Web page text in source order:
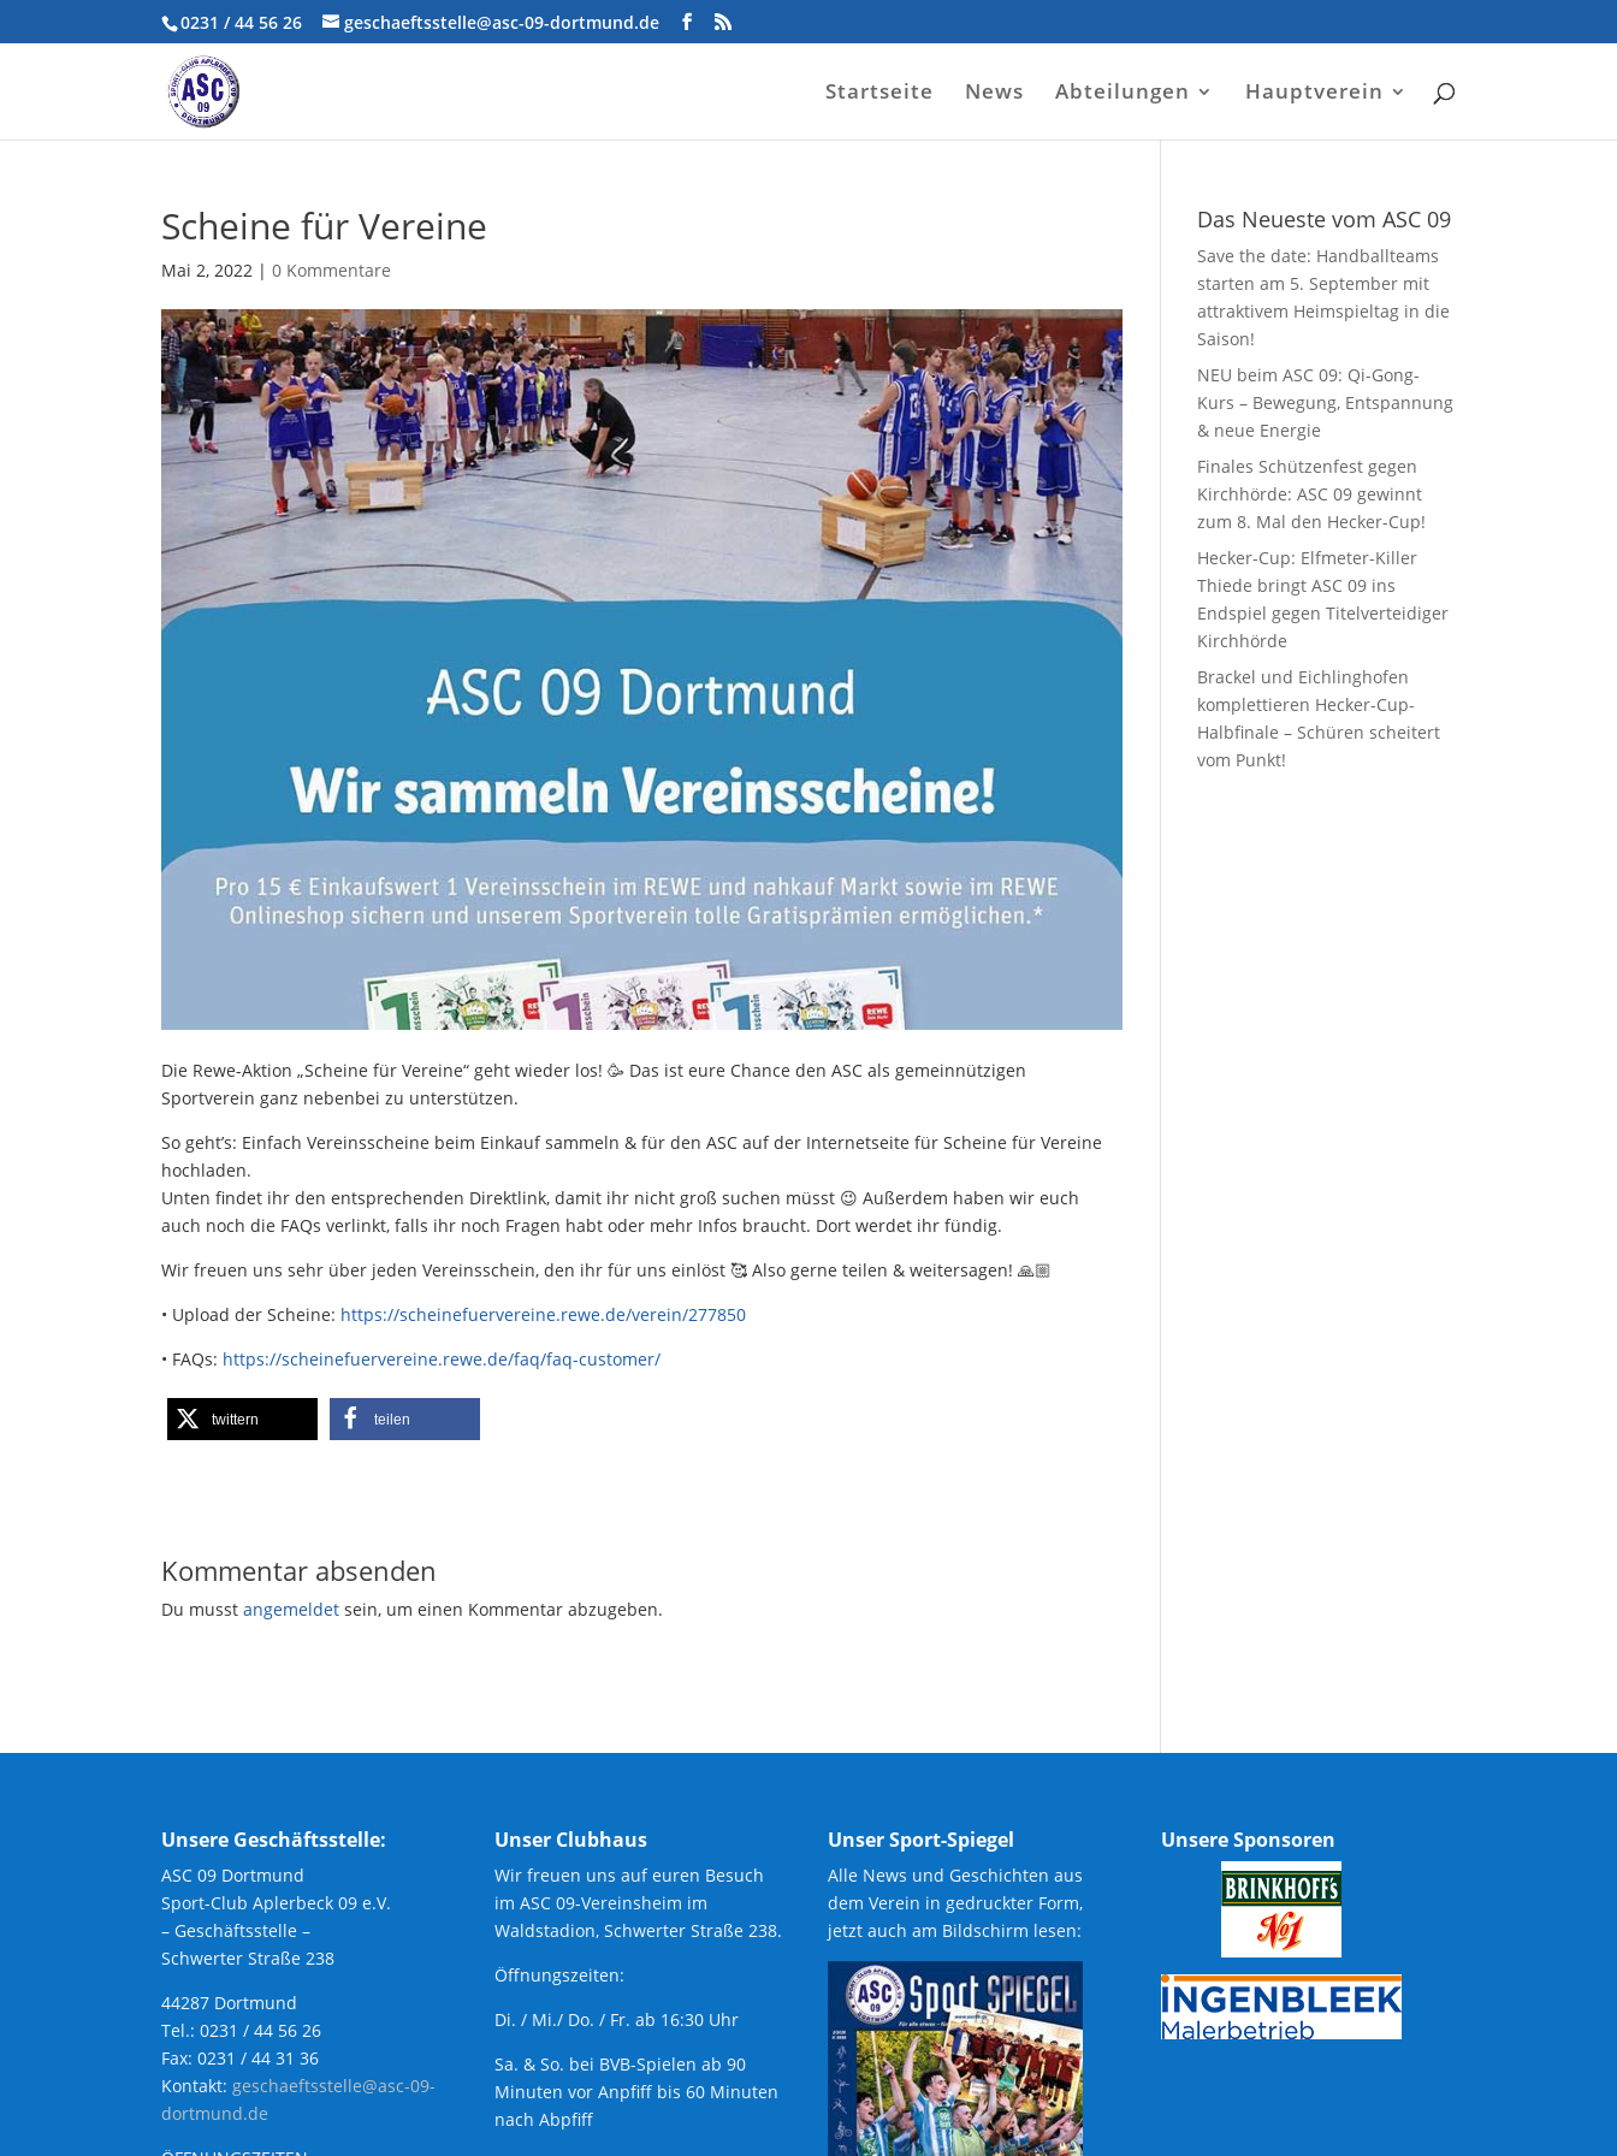
0231 / 44 56 26 geschaeftsstelle@asc-09-dortmund.de
Startseite News Abteilungen Hauptverein
Scheine für Vereine
Mai 2, 2022 |0 Kommentare
Die Rewe-Aktion „Scheine für Vereine“ geht wieder los! 🥳 Das ist eure Chance den ASC als gemeinnützigen
Sportverein ganz nebenbei zu unterstützen.
So geht’s: Einfach Vereinsscheine beim Einkauf sammeln & für den ASC auf der Internetseite für Scheine für Vereine
hochladen.
Unten findet ihr den entsprechenden Direktlink, damit ihr nicht groß suchen müsst 😉 Außerdem haben wir euch
auch noch die FAQs verlinkt, falls ihr noch Fragen habt oder mehr Infos braucht. Dort werdet ihr fündig.
Wir freuen uns sehr über jeden Vereinsschein, den ihr für uns einlöst 🥰 Also gerne teilen & weitersagen! 🙏🏼
• Upload der Scheine: https://scheinefuervereine.rewe.de/verein/277850
• FAQs: https://scheinefuervereine.rewe.de/faq/faq-customer/
twittern teilen
Kommentar absenden
Du musstangemeldet sein, um einen Kommentar abzugeben.
Das Neueste vom ASC 09
Save the date: Handballteams
starten am 5. September mit
attraktivem Heimspieltag in die
Saison!
NEU beim ASC 09: Qi-Gong-
Kurs – Bewegung, Entspannung
& neue Energie
Finales Schützenfest gegen
Kirchhörde: ASC 09 gewinnt
zum 8. Mal den Hecker-Cup!
Hecker-Cup: Elfmeter-Killer
Thiede bringt ASC 09 ins
Endspiel gegen Titelverteidiger
Kirchhörde
Brackel und Eichlinghofen
komplettieren Hecker-Cup-
Halbfinale – Schüren scheitert
vom Punkt!
Unsere Geschäftsstelle:
ASC 09 Dortmund
Sport-Club Aplerbeck 09 e.V.
– Geschäftsstelle –
Schwerter Straße 238
44287 Dortmund
Tel.: 0231 / 44 56 26
Fax: 0231 / 44 31 36
Kontakt:geschaeftsstelle@asc-09-
dortmund.de
Unser Clubhaus
Wir freuen uns auf euren Besuch
im ASC 09-Vereinsheim im
Waldstadion, Schwerter Straße 238.
Öffnungszeiten:
Di. / Mi./ Do. / Fr. ab 16:30 Uhr
Sa. & So. bei BVB-Spielen ab 90
Minuten vor Anpfiff bis 60 Minuten
nach Abpfiff
Unser Sport-Spiegel
Alle News und Geschichten aus
dem Verein in gedruckter Form,
jetzt auch am Bildschirm lesen:
Unsere Sponsoren